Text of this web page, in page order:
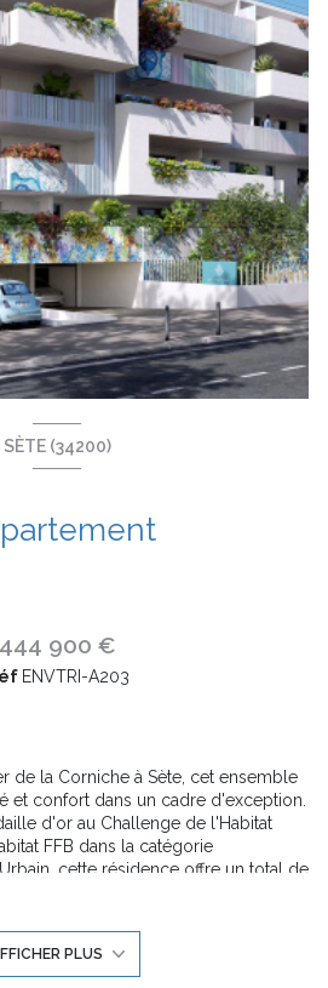
SÈTE (34200)
444 900 €
ENVTRI-A203
de la Corniche à Sète, cet ensemble
et confort dans un cadre d'exception.
d'or au Challenge de l'Habitat
FFB dans la catégorie
cette résidence offre un total de
100 mètres de la plage,
Tritons une expérience de vie
PLUS